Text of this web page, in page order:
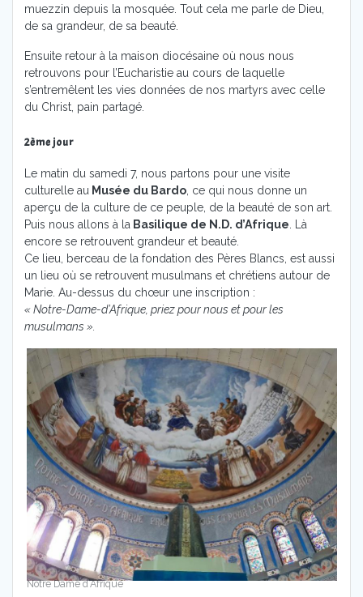
muezzin depuis la mosquée. Tout cela me parle de Dieu,
de sa grandeur, de sa beauté.
Ensuite retour à la maison diocésaine où nous nous
retrouvons pour l’Eucharistie au cours de laquelle
s’entremêlent les vies données de nos martyrs avec celle
du Christ, pain partagé.
2ème jour
Le matin du samedi 7, nous partons pour une visite
culturelle au Musée du Bardo , ce qui nous donne un
aperçu de la culture de ce peuple, de la beauté de son art.
Puis nous allons à la Basilique de N.D. d’Afrique . Là
encore se retrouvent grandeur et beauté.
Ce lieu, berceau de la fondation des Pères Blancs, est aussi
un lieu où se retrouvent musulmans et chrétiens autour de
Marie. Au-dessus du chœur une inscription :
« Notre-Dame-d’Afrique, priez pour nous et pour les
musulmans ».
Notre Dame d’Afrique